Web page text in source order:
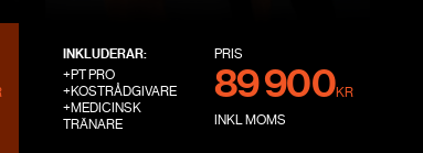
INKLUDERAR:
+PT PRO
+KOSTRÅDGIVARE
+MEDICINSK
TRÄNARE
PRIS
89 900KR
INKL MOMS